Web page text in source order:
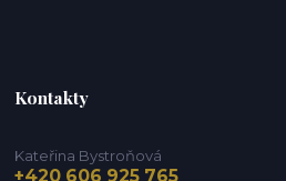
Kontakty
Kateřina Bystroňová
+420 606 925 765